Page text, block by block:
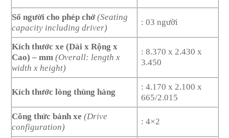
Số người cho phép chở(Seating
capacity including driver)
: 03 người
Kích thước xe (Dài x Rộng x
Cao) – mm (Overall: length x
width x height)
: 8.370 x 2.430 x
3.450
Kích thước lòng thùng hàng
: 4.170 x 2.100 x
665/2.015
Công thức bánh xe (Drive
configuration)
: 4×2